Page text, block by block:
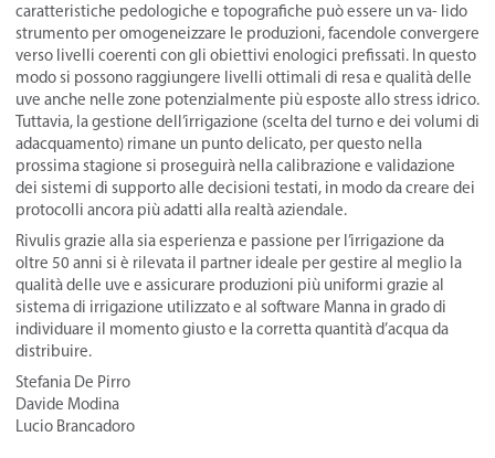
caratteristiche pedologiche e topografiche può essere un va- lido
strumento per omogeneizzare le produzioni, facendole convergere
verso livelli coerenti con gli obiettivi enologici prefissati. In questo
modo si possono raggiungere livelli ottimali di resa e qualità delle
uve anche nelle zone potenzialmente più esposte allo stress idrico.
Tuttavia, la gestione dell’irrigazione (scelta del turno e dei volumi di
adacquamento) rimane un punto delicato, per questo nella
prossima stagione si proseguirà nella calibrazione e validazione
dei sistemi di supporto alle decisioni testati, in modo da creare dei
protocolli ancora più adatti alla realtà aziendale.
Rivulis grazie alla sia esperienza e passione per l’irrigazione da
oltre 50 anni si è rilevata il partner ideale per gestire al meglio la
qualità delle uve e assicurare produzioni più uniformi grazie al
sistema di irrigazione utilizzato e al software Manna in grado di
individuare il momento giusto e la corretta quantità d’acqua da
distribuire.
Stefania De Pirro
Davide Modina
Lucio Brancadoro